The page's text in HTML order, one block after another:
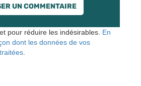
pour réduire les indésirables. En
dont les données de vos